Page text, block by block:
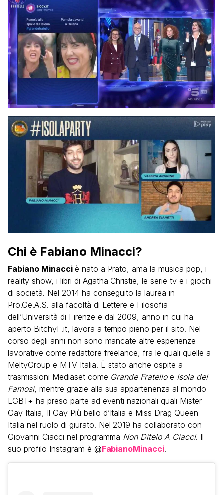
Chi è Fabiano Minacci?
Fabiano Minacci è nato a Prato, ama la musica pop, i
reality show, i libri di Agatha Christie, le serie tv e i giochi
di società. Nel 2014 ha conseguito la laurea in
Pro.Ge.A.S. alla facoltà di Lettere e Filosofia
dell’Università di Firenze e dal 2009, anno in cui ha
aperto BitchyF.it, lavora a tempo pieno per il sito. Nel
corso degli anni non sono mancate altre esperienze
lavorative come redattore freelance, fra le quali quelle a
MeltyGroup e MTV Italia. È stato anche ospite a
trasmissioni Mediaset come Grande Fratelloe Isola dei
Famosi, mentre grazie alla sua appartenenza al mondo
LGBT+ ha preso parte ad eventi nazionali quali Mister
Gay Italia, Il Gay Più bello d’Italia e Miss Drag Queen
Italia nel ruolo di giurato. Nel 2019 ha collaborato con
Giovanni Ciacci nel programma Non Ditelo A Ciacci. Il
suo profilo Instagram è @FabianoMinacci.